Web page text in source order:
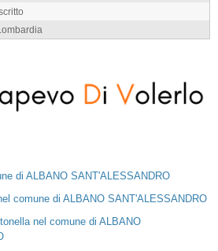
di ALBANO SANT'ALESSANDRO
comune di ALBANO SANT'ALESSANDRO
nel comune di ALBANO